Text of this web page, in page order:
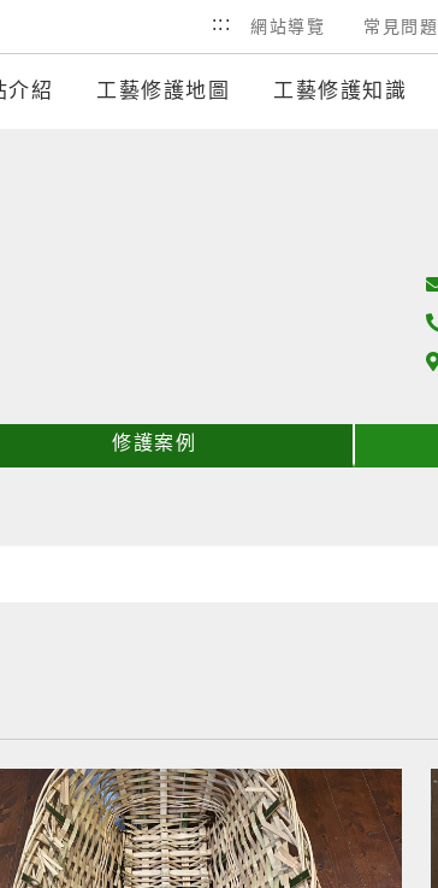
::: 網站導覽 常見問題
介紹 工藝修護地圖 工藝修護知識
修護案例